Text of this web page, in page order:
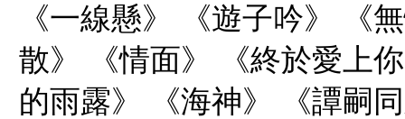
《一線懸》 《遊子吟》 《
散》 《情面》 《終於愛上
的雨露》 《海神》 《譚嗣